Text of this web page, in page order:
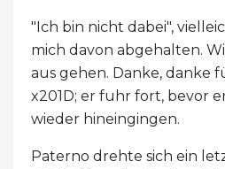
"Ich bin nicht dabei",
mich davon abgehalten.
aus gehen. Danke, danke
x201D; er fuhr fort, bevor
wieder hineingingen.
Paterno drehte sich ein